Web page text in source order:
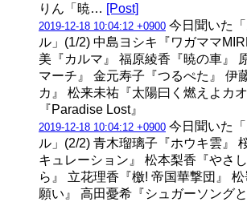
りん「暁… [Post]
2019-12-18 10:04:12 +0900 今日聞いた
ル」(1/2) 中島ヨシキ『ワガママ
美『カルマ』 福原綾香『暁の車』
マーチ』 金元寿子『つるぺた』 伊
カ』 松来未祐『太陽曰く燃えよカ
『Paradise Lost』
2019-12-18 10:04:12 +0900 今日聞いた
ル」(2/2) 青木瑠璃子『ホウキ雲』
キュレーション』 松本梨香『やさ
ら』 立花理香『檄! 帝国華撃団』
願い』 高田憂希『シュガーソング